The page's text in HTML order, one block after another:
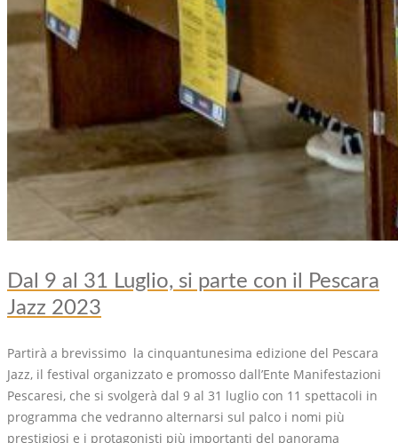
Dal 9 al 31 Luglio, si parte con il Pescara
Jazz 2023
Partirà a brevissimo la cinquantunesima edizione del Pescara
Jazz, il festival organizzato e promosso dall’Ente Manifestazioni
Pescaresi, che si svolgerà dal 9 al 31 luglio con 11 spettacoli in
programma che vedranno alternarsi sul palco i nomi più
prestigiosi e i protagonisti più importanti del panorama